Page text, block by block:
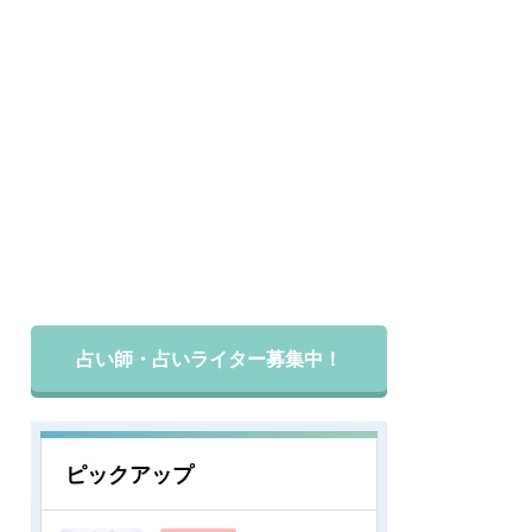
占い師・占いライター募集中！
ピックアップ